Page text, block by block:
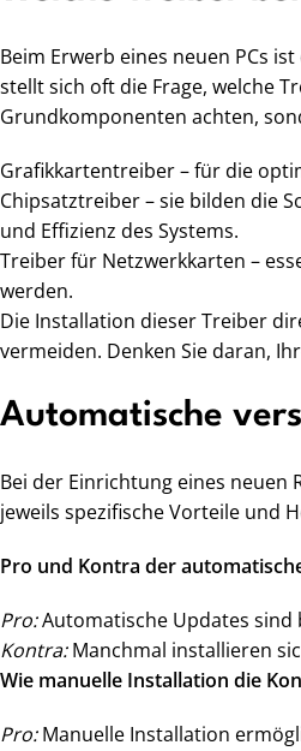
Beim Erwerb eines neuen PCs
stellt sich oft die Frage, welche
Grundkomponenten achten,
Grafikkartentreiber – für die
Chipsatztreiber – sie bilden die
und Effizienz des Systems.
Treiber für Netzwerkkarten –
werden.
Die Installation dieser Treiber
vermeiden. Denken Sie daran,
Automatische
Bei der Einrichtung eines neuen
jeweils spezifische Vorteile und
Pro und Kontra der
Pro:Automatische Updates sind
Kontra:Manchmal installieren
Wie manuelle Installation die
Pro:Manuelle Installation